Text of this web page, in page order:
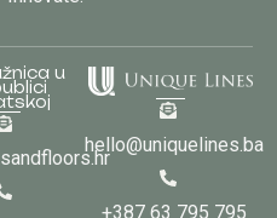
u
hello@uniquelines.ba
+387 63 795 795